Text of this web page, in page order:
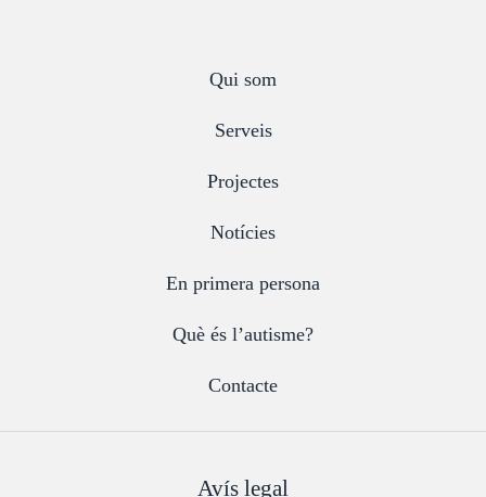
Qui som
Serveis
Projectes
Notícies
En primera persona
Què és l’autisme?
Contacte
Avís legal